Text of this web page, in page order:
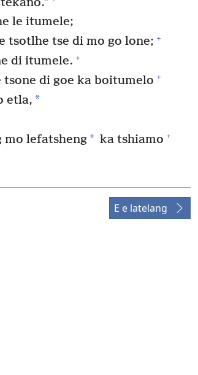
le itumele;
tsotlhe tse di mo go lone; +
di itumele. +
di goe ka boitumelo +
etla, *
mo lefatsheng* ka tshiamo +
E e latelang